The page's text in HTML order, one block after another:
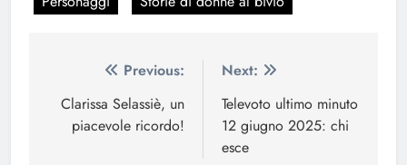
Navigazione
articoli
Previous:
Clarissa Selassiè, un
piacevole ricordo!
Next:
Televoto ultimo minuto
12 giugno 2025: chi
esce